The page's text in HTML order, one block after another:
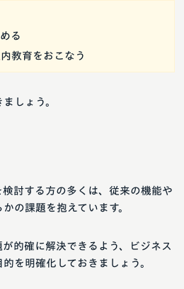
る
教育をおこなう
しょう。
討する方の多くは、従来の機能や
の課題を抱えています。
的確に解決できるよう、ビジネス
を明確化しておきましょう。